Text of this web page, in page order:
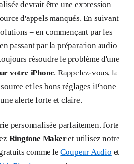
devrait être une expression
d'appels manqués. En suivant
– en commençant par les
passant par la préparation audio –
résoudre le problème d'une
votre iPhone. Rappelez-vous, la
et les bons réglages iPhone
alerte forte et claire.
personnalisée parfaitement forte
Ringtone Makeret utilisez notre
comme leCoupeur Audio et